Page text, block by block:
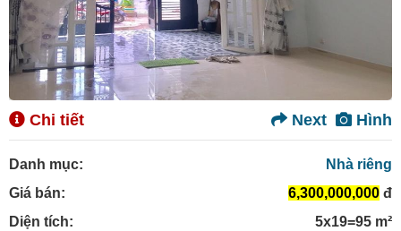
Chi tiết Hình
Next
Danh mục:
Nhà riêng
Giá bán:
6,300,000,000 đ
Diện tích:
5x19=95 m²